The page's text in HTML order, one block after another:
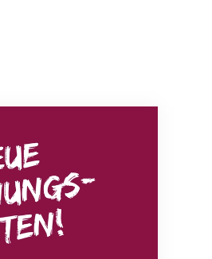
ab 1. August 2026